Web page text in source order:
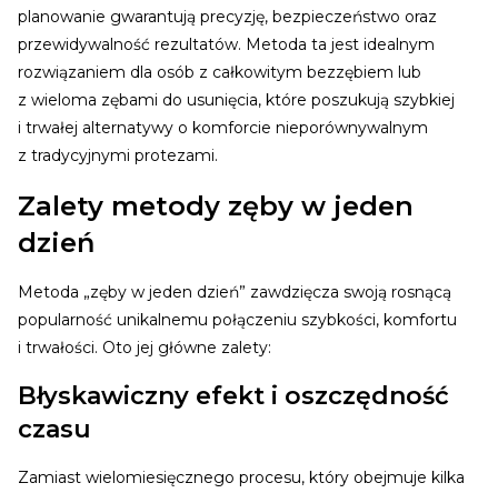
planowanie gwarantują precyzję, bezpieczeństwo oraz
przewidywalność rezultatów. Metoda ta jest idealnym
rozwiązaniem dla osób z całkowitym bezzębiem lub
z wieloma zębami do usunięcia, które poszukują szybkiej
i trwałej alternatywy o komforcie nieporównywalnym
z tradycyjnymi protezami.
Zalety metody zęby w jeden
dzień
Metoda „zęby w jeden dzień” zawdzięcza swoją rosnącą
popularność unikalnemu połączeniu szybkości, komfortu
i trwałości. Oto jej główne zalety:
Błyskawiczny efekt i oszczędność
czasu
Zamiast wielomiesięcznego procesu, który obejmuje kilka